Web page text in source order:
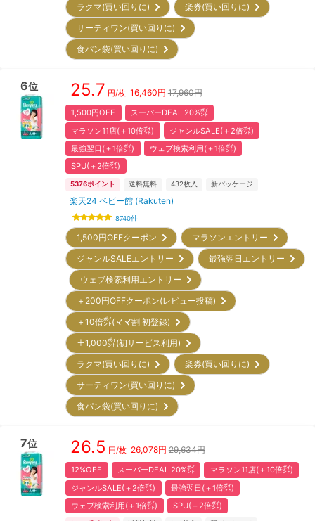
ラクマ(買い回りに)
楽券(買い回りに)
サーティワン(買い回りに)
食パン袋(買い回りに)
6位 25.7 円/枚 16,460円 17,960円
1,500円OFF
スーパーDEAL 20%㌽
マラソン11店(＋10倍㌽)
ジャンルSALE(＋2倍㌽)
最強翌日(＋1倍㌽)
ウェブ検索利用(＋1倍㌽)
SPU(＋2倍㌽)
5376ポイント 送料無料 432枚入 新パッケージ
楽天24 ベビー館 (Rakuten)
8740件
1,500円OFFクーポン
マラソンエントリー
ジャンルSALEエントリー
最強翌日エントリー
ウェブ検索利用エントリー
＋200円OFFクーポン(レビュー投稿)
＋10倍㌽(ママ割 初登録)
＋1,000㌽(初サービス利用)
ラクマ(買い回りに)
楽券(買い回りに)
サーティワン(買い回りに)
食パン袋(買い回りに)
7位 26.5 円/枚 26,078円 29,634円
12%OFF スーパーDEAL 20%㌽
マラソン11店(＋10倍㌽)
ジャンルSALE(＋2倍㌽)
最強翌日(＋1倍㌽)
ウェブ検索利用(＋1倍㌽)
SPU(＋2倍㌽)